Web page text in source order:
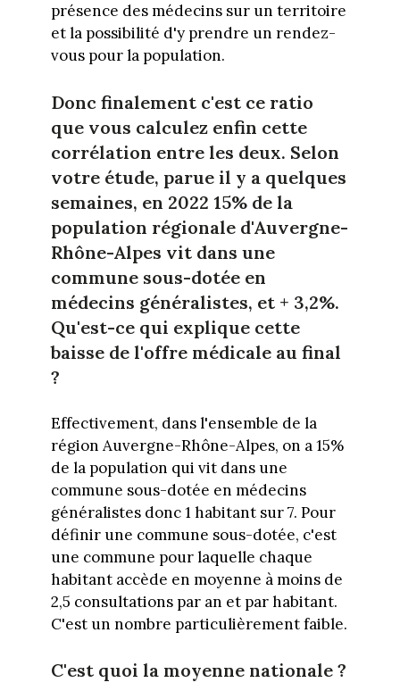
présence des médecins sur un territoire
et la possibilité d'y prendre un rendez-
vous pour la population.
Donc finalement c'est ce ratio
que vous calculez enfin cette
corrélation entre les deux. Selon
votre étude, parue il y a quelques
semaines, en 2022 15% de la
population régionale d'Auvergne-
Rhône-Alpes vit dans une
commune sous-dotée en
médecins généralistes, et + 3,2%.
Qu'est-ce qui explique cette
baisse de l'offre médicale au final
?
Effectivement, dans l'ensemble de la
région Auvergne-Rhône-Alpes, on a 15%
de la population qui vit dans une
commune sous-dotée en médecins
généralistes donc 1 habitant sur 7. Pour
définir une commune sous-dotée, c'est
une commune pour laquelle chaque
habitant accède en moyenne à moins de
2,5 consultations par an et par habitant.
C'est un nombre particulièrement faible.
C'est quoi la moyenne nationale ?